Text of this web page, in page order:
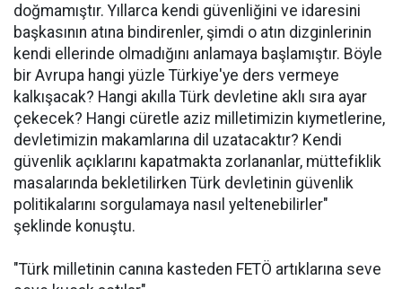
doğmamıştır. Yıllarca kendi güvenliğini ve idaresini
başkasının atına bindirenler, şimdi o atın dizginlerinin
kendi ellerinde olmadığını anlamaya başlamıştır. Böyle
bir Avrupa hangi yüzle Türkiye'ye ders vermeye
kalkışacak? Hangi akılla Türk devletine aklı sıra ayar
çekecek? Hangi cüretle aziz milletimizin kıymetlerine,
devletimizin makamlarına dil uzatacaktır? Kendi
güvenlik açıklarını kapatmakta zorlananlar, müttefiklik
masalarında bekletilirken Türk devletinin güvenlik
politikalarını sorgulamaya nasıl yeltenebilirler"
şeklinde konuştu.
"Türk milletinin canına kasteden FETÖ artıklarına seve